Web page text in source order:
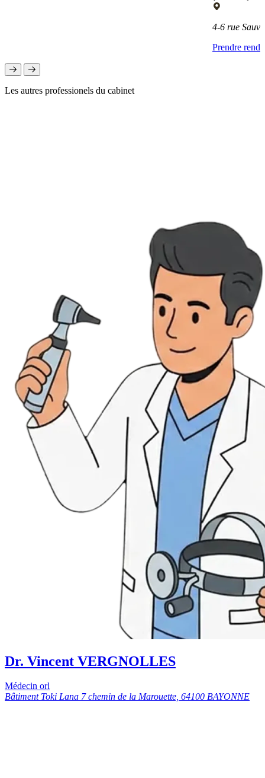
4-6 rue
Prendre
Les autres professionels du cabinet
Dr. Vincent VERGNOLLES
Médecin orl
Bâtiment Toki Lana 7 chemin de la Marouette, 64100 BAYONNE